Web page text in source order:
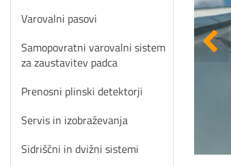
Varovalni pasovi
Samopovratni varovalni sistem
za zaustavitev padca
Prenosni plinski detektorji
Servis in izobraževanja
Sidriščni in dvižni sistemi